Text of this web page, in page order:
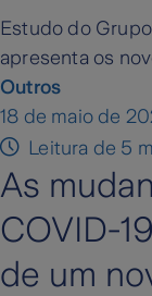
Estudo do
apresenta os
Outros
18 de maio de
Leitura de 5
As
COVID-
de um